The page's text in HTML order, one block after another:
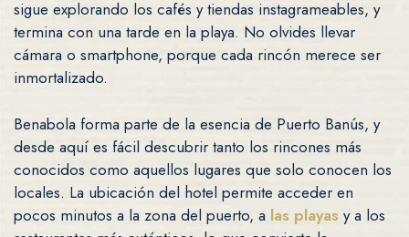
sigue explorando los cafés y tiendas instagrameables, y
termina con una tarde en la playa. No olvides llevar
cámara o smartphone, porque cada rincón merece ser
inmortalizado.
Benabola forma parte de la esencia de Puerto Banús, y
desde aquí es fácil descubrir tanto los rincones más
conocidos como aquellos lugares que solo conocen los
locales. La ubicación del hotel permite acceder en
pocos minutos a la zona del puerto, a las playas y a los